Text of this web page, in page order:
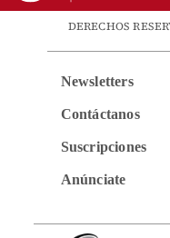
DERECHOS
Newsletters
Contáctanos
Suscripciones
Anúnciate